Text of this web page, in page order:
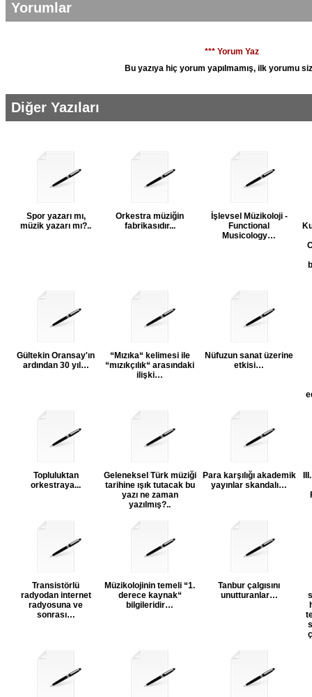
Yorumlar
*** Yorum Yaz
Bu yazıya hiç yorum yapılmamış, ilk yorumu
Diğer Yazıları
Spor yazarı mı,
müzik yazarı mı?..
Orkestra müziğin
fabrikasıdır...
İşlevsel Müzikoloji -
Functional
Musicology…
Gültekin Oransay'ın
ardından 30 yıl…
“Mızıka“ kelimesi ile
“mızıkçılık“ arasındaki
ilişki…
Nüfuzun sanat üzerine
etkisi…
Topluluktan
orkestraya...
Geleneksel Türk müziği
tarihine ışık tutacak bu
yazı ne zaman
yazılmış?..
Para karşılığı akademik
yayınlar skandalı…
Transistörlü
radyodan internet
radyosuna ve
sonrası…
Müzikolojinin temeli “1.
derece kaynak“
bilgileridir…
Tanbur çalgısını
unutturanlar…